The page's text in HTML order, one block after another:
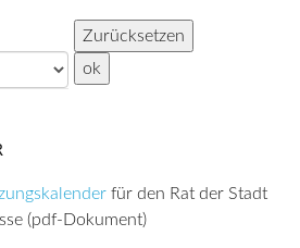
für den Rat der Stadt
(pdf-Dokument)